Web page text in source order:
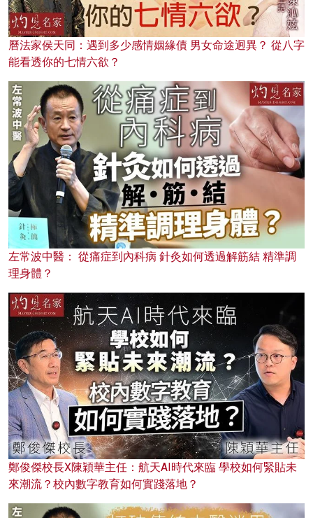
曆法家侯天同：遇到多少感情姻緣債 男女命途迥異？ 從八字
能看透你的七情六欲？
左常波中醫： 從痛症到內科病 針灸如何透過解筋結 精準調
理身體？
鄭俊傑校長X陳穎華主任：航天AI時代來臨 學校如何緊貼未
來潮流？校內數字教育如何實踐落地？